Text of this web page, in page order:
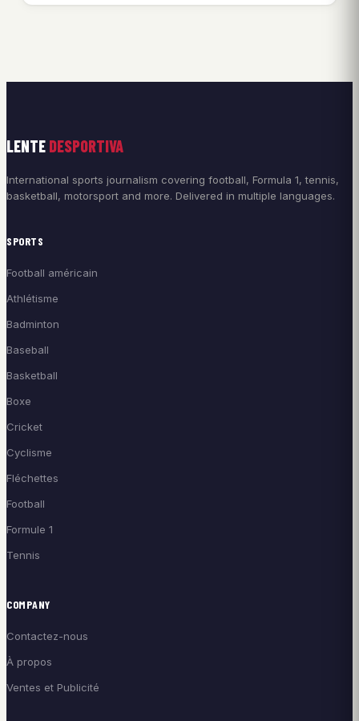
LENTE DESPORTIVA
International sports journalism covering football, Formula 1, tennis,
basketball, motorsport and more. Delivered in multiple languages.
SPORTS
Football américain
Athlétisme
Badminton
Baseball
Basketball
Boxe
Cricket
Cyclisme
Fléchettes
Football
Formule 1
Tennis
COMPANY
Contactez-nous
À propos
Ventes et Publicité